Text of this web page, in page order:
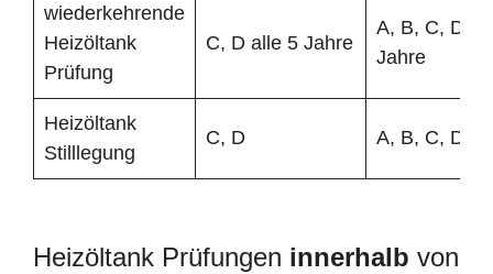
wiederkehrende
Heizöltank
Prüfung
C, D alle 5 Jahre
A, B, C, D
Jahre
Heizöltank
Stilllegung
C, D A, B, C, D
Heizöltank Prüfungen innerhalb von